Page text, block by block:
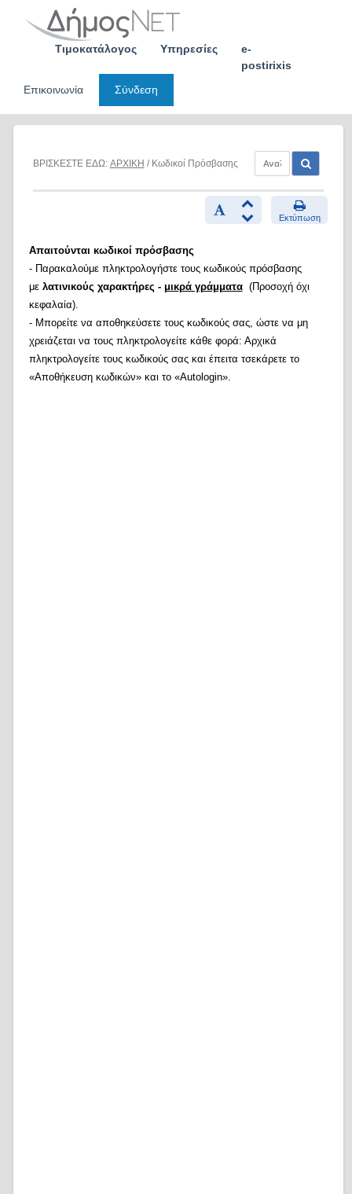
Τιμοκατάλογος Υπηρεσίες
e-
postirixis
Επικοινωνία
Σύνδεση
ΒΡΙΣΚΕΣΤΕ ΕΔΩ: ΑΡΧΙΚΗ / Κωδικοί Πρόσβασης
Εκτύπωση
Απαιτούνται κωδικοί πρόσβασης
- Παρακαλούμε πληκτρολογήστε τους κωδικούς πρόσβασης
με λατινικούς χαρακτήρες - μικρά γράμματα(Προσοχή όχι
κεφαλαία).
- Μπορείτε να αποθηκεύσετε τους κωδικούς σας, ώστε να μη
χρειάζεται να τους πληκτρολογείτε κάθε φορά: Αρχικά
πληκτρολογείτε τους κωδικούς σας και έπειτα τσεκάρετε το
«Αποθήκευση κωδικών» και το «Autologin».